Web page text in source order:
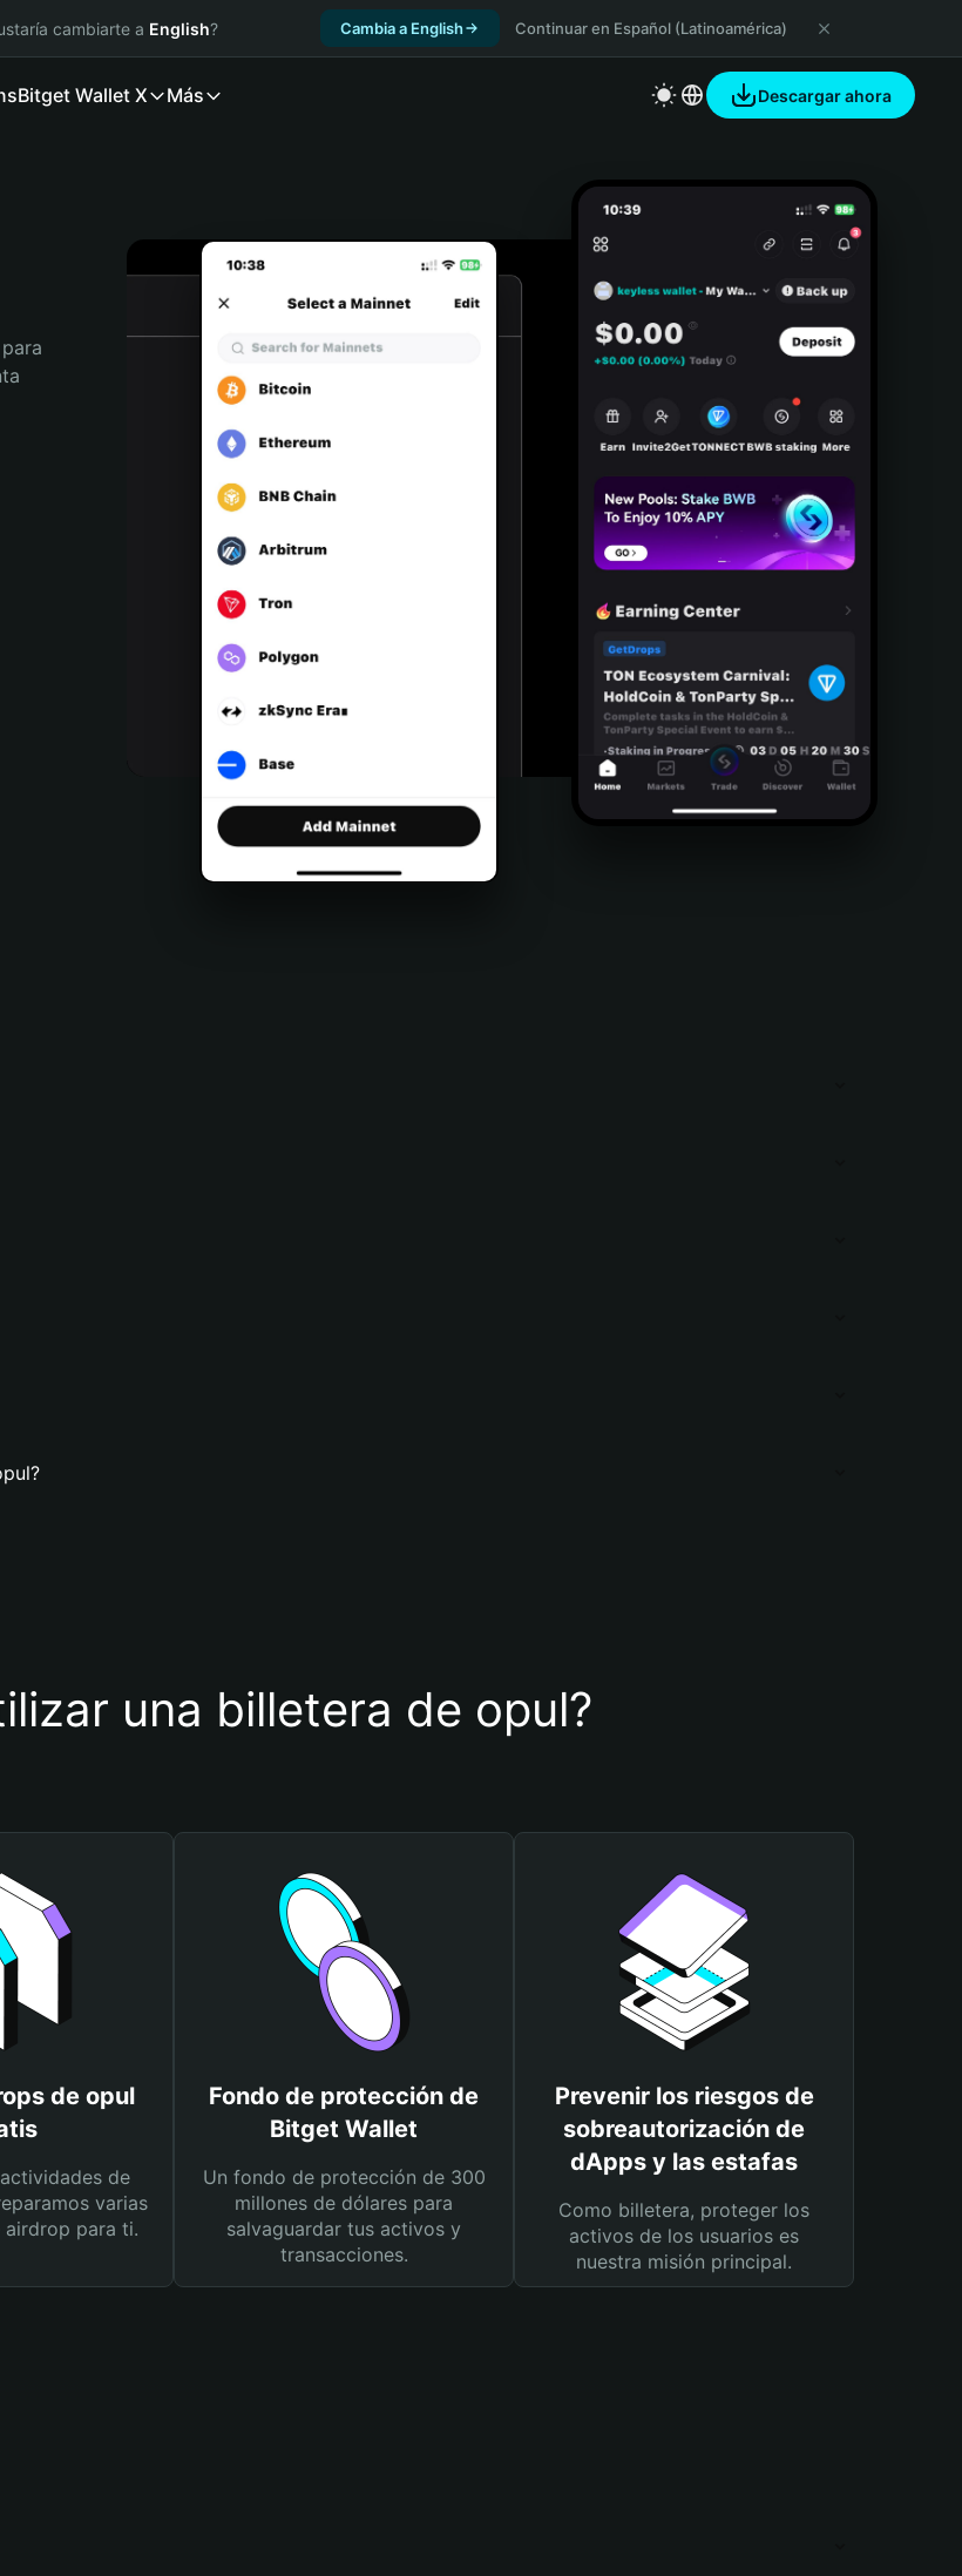
cambiarte a English? Cambia a English Continuar en Español (Latinoamérica)
Bitget Wallet X Más Descargar ahora
una billetera de opul?
de opul
de
varias
para ti.
Fondo de protección de
Bitget Wallet
Un fondo de protección de 300
millones de dólares para
salvaguardar tus activos y
transacciones.
Prevenir los riesgos de
sobreautorización de
dApps y las estafas
Como billetera, proteger los
activos de los usuarios es
nuestra misión principal.